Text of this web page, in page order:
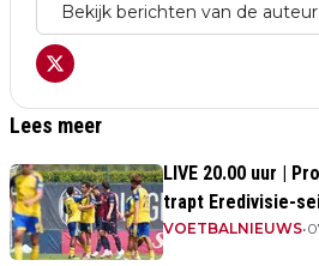
Bekijk berichten van de auteur
Lees meer
LIVE 20.00 uur |
trapt Eredivisie-
VOETBALNIEUWS•